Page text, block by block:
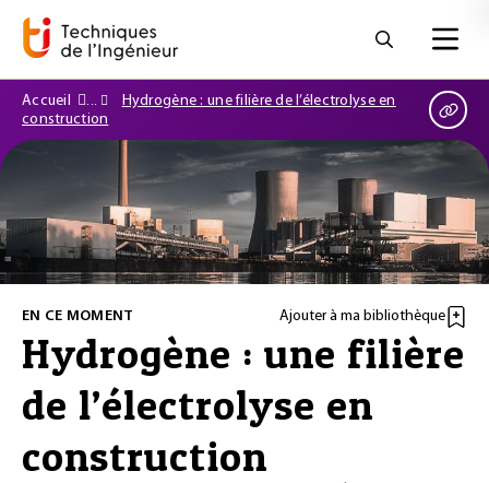
Accueil
Hydrogène : une filière de l’électrolyse en
construction
EN CE MOMENT Ajouter à ma bibliothèque
Hydrogène : une filière
de l’électrolyse en
construction